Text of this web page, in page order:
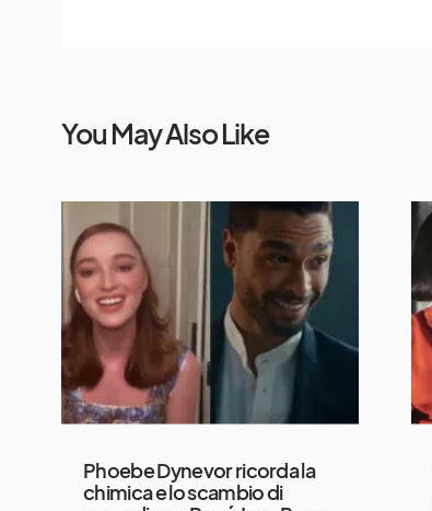
You May Also Like
Phoebe Dynevor ricorda la
chimica e lo scambio di